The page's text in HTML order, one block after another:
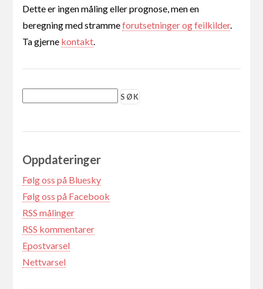
Dette er ingen måling eller prognose, men en
beregning med strammeforutsetninger og feilkilder.
Ta gjerne kontakt.
Oppdateringer
Følg oss på Bluesky
Følg oss på Facebook
RSS målinger
RSS kommentarer
Epostvarsel
Nettvarsel